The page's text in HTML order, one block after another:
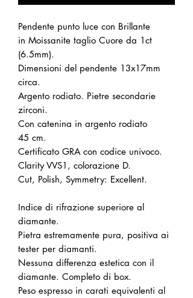
Pendente punto luce con Brillante
in Moissanite taglio Cuore da 1ct
(6.5mm).
Dimensioni del pendente 13x17mm
circa.
Argento rodiato. Pietre secondarie
zirconi.
Con catenina in argento rodiato
45 cm.
Certificato GRA con codice univoco.
Clarity VVS1, colorazione D.
Cut, Polish, Symmetry: Excellent.
Indice di rifrazione superiore al
diamante.
Pietra estremamente pura, positiva ai
tester per diamanti.
Nessuna differenza estetica con il
diamante. Completo di box.
Peso espresso in carati equivalenti al